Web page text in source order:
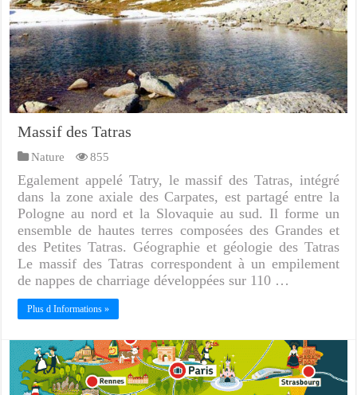
Massif des Tatras
Nature 855
Egalement appelé Tatry, le massif des Tatras, intégré
dans la zone axiale des Carpates, est partagé entre la
Pologne au nord et la Slovaquie au sud. Il forme un
ensemble de hautes terres composées des Grandes et
des Petites Tatras. Géographie et géologie des Tatras
Le massif des Tatras correspondent à un empilement
de nappes de charriage développées sur 110 …
Plus d Informations »